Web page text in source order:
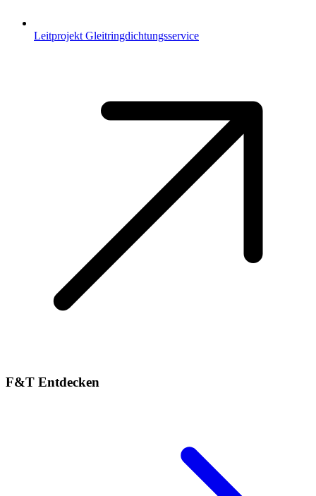
Leitprojekt Gleitringdichtungsservice
F&T Entdecken